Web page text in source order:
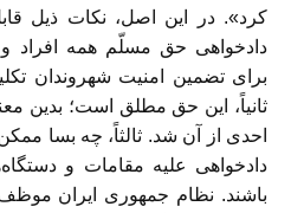
کرد». در این اصل، نکات ذیل
دادخواهی حق مسلّم همه افراد و
برای تضمین امنیت شهروندان
ثانیاً، این حق مطلق است؛ بدین
احدی از آن شد. ثالثاً، چه بسا
دادخواهی علیه مقامات و
باشند. نظام جمهوری ایران